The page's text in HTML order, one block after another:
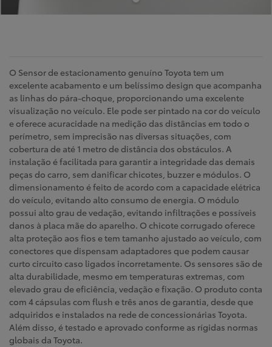
O Sensor de estacionamento genuíno Toyota tem um
excelente acabamento e um belíssimo design que acompanha
as linhas do pára-choque, proporcionando uma excelente
visualização no veículo. Ele pode ser pintado na cor do veículo
e oferece acuracidade na medição das distâncias em todo o
perímetro, sem imprecisão nas diversas situações, com
cobertura de até 1 metro de distância dos obstáculos. A
instalação é facilitada para garantir a integridade das demais
peças do carro, sem danificar chicotes, buzzer e módulos. O
dimensionamento é feito de acordo com a capacidade elétrica
do veículo, evitando alto consumo de energia. O módulo
possui alto grau de vedação, evitando infiltrações e possíveis
danos à placa mãe do aparelho. O chicote corrugado oferece
alta proteção aos fios e tem tamanho ajustado ao veículo, com
conectores que dispensam adaptadores que podem causar
curto circuito caso ligados incorretamente. Os sensores são de
alta durabilidade, mesmo em temperaturas extremas, com
elevado grau de eficiência, vedação e fixação. O produto conta
com 4 cápsulas com flush e três anos de garantia, desde que
adquiridos e instalados na rede de concessionárias Toyota.
Além disso, é testado e aprovado conforme as rígidas normas
globais da Toyota.